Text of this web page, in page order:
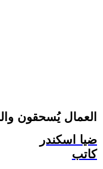
العمال يُسحقون
ضيا اسكندر
كاتب